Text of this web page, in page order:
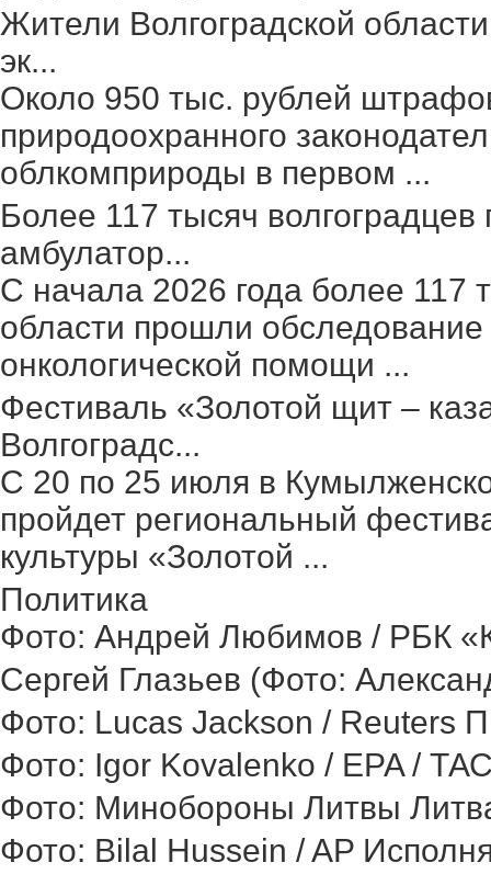
Жители Волгоградской
эк...
Около 950 тыс. рублей
природоохранного
облкомприроды в первом ...
Более 117 тысяч
амбулатор...
С начала 2026 года более 117
области прошли
онкологической помощи ...
Фестиваль «Золотой щит –
Волгоградс...
С 20 по 25 июля в
пройдет региональный
культуры «Золотой ...
Политика
Фото: Андрей Любимов / РБК
Сергей Глазьев (Фото:
Фото: Lucas Jackson / Reuters
Фото: Igor Kovalenko / EPA /
Фото: Минобороны Литвы
Фото: Bilal Hussein / AP